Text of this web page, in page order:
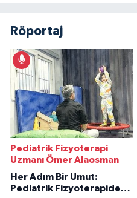
Röportaj
Pediatrik Fizyoterapi
Uzmanı Ömer Alaosman
Her Adım Bir Umut:
Pediatrik Fizyoterapiden